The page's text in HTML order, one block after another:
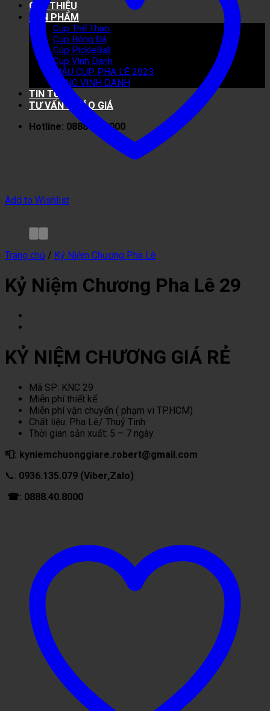
GIỚI THIỆU
SẢN PHẨM
Cup Thể Thao
Cup Bóng Đá
Cúp PickleBall
Cup Vinh Danh
MẪU CUP PHA LÊ 2023
BẢNG VINH DANH
TIN TỨC
TƯ VẤN & BÁO GIÁ
Hotline: 0888 40 8000
Add to Wishlist
Trang chủ / Kỷ Niệm Chương Pha Lê
Kỷ Niệm Chương Pha Lê 29
KỶ NIỆM CHƯƠNG GIÁ RẺ
Mã SP: KNC 29
Miễn phí thiết kế.
Miễn phí vận chuyển ( phạm vi TP.HCM)
Chất liệu: Pha Lê/ Thuỷ Tinh
Thời gian sản xuất: 5 – 7 ngày.
📮: kyniemchuonggiare.robert@gmail.com
📞: 0936.135.079 (Viber,Zalo)
☎: 0888.40.8000